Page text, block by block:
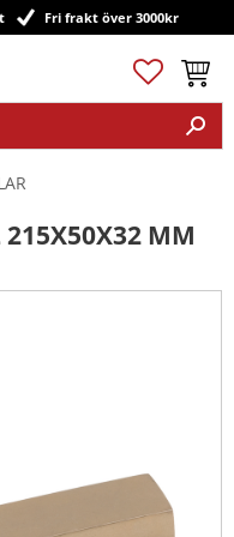
Fri frakt över 3000kr
Favoriter
215X50X32 MM